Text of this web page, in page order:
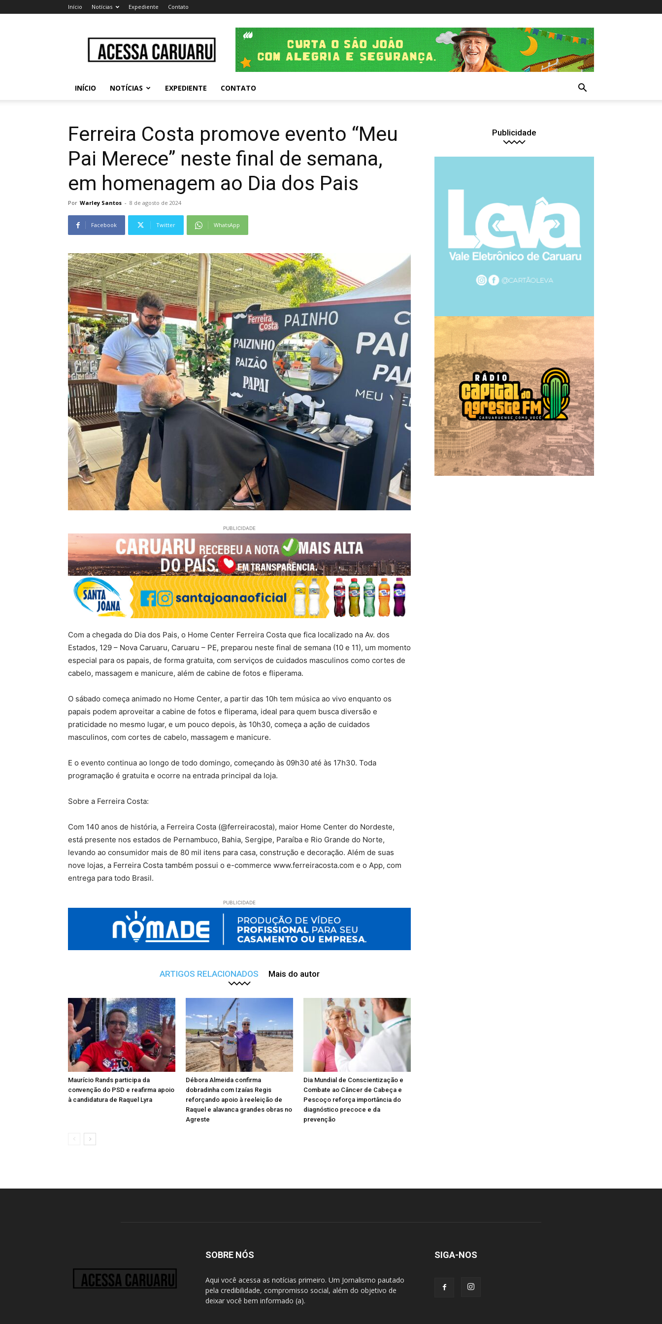
Início Notícias Expediente Contato
Caruaru
INÍCIO NOTÍCIAS EXPEDIENTE CONTATO
Ferreira Costa promove evento “Meu
Pai Merece” neste final de semana,
em homenagem ao Dia dos Pais
Por Warley Santos - 8 de agosto de 2024
Facebook Twitter WhatsApp
PUBLICIDADE
Com a chegada do Dia dos Pais, o Home Center Ferreira Costa que fica localizado na Av. dos
Estados, 129 – Nova Caruaru, Caruaru – PE, preparou neste final de semana (10 e 11), um momento
especial para os papais, de forma gratuita, com serviços de cuidados masculinos como cortes de
cabelo, massagem e manicure, além de cabine de fotos e fliperama.
O sábado começa animado no Home Center, a partir das 10h tem música ao vivo enquanto os
papais podem aproveitar a cabine de fotos e fliperama, ideal para quem busca diversão e
praticidade no mesmo lugar, e um pouco depois, às 10h30, começa a ação de cuidados
masculinos, com cortes de cabelo, massagem e manicure.
E o evento continua ao longo de todo domingo, começando às 09h30 até às 17h30. Toda
programação é gratuita e ocorre na entrada principal da loja.
Sobre a Ferreira Costa:
Com 140 anos de história, a Ferreira Costa (@ferreiracosta), maior Home Center do Nordeste,
está presente nos estados de Pernambuco, Bahia, Sergipe, Paraíba e Rio Grande do Norte,
levando ao consumidor mais de 80 mil itens para casa, construção e decoração. Além de suas
nove lojas, a Ferreira Costa também possui o e-commerce www.ferreiracosta.com e o App, com
entrega para todo Brasil.
PUBLICIDADE
ARTIGOS RELACIONADOS Mais do autor
Maurício Rands participa da
convenção do PSD e reafirma apoio
à candidatura de Raquel Lyra
Débora Almeida confirma
dobradinha com Izaías Regis
reforçando apoio à reeleição de
Raquel e alavanca grandes obras no
Agreste
Dia Mundial de Conscientização e
Combate ao Câncer de Cabeça e
Pescoço reforça importância do
diagnóstico precoce e da
prevenção
Publicidade
SOBRE NÓS
Aqui você acessa as notícias primeiro. Um Jornalismo pautado
pela credibilidade, compromisso social, além do objetivo de
deixar você bem informado (a).
SIGA-NOS